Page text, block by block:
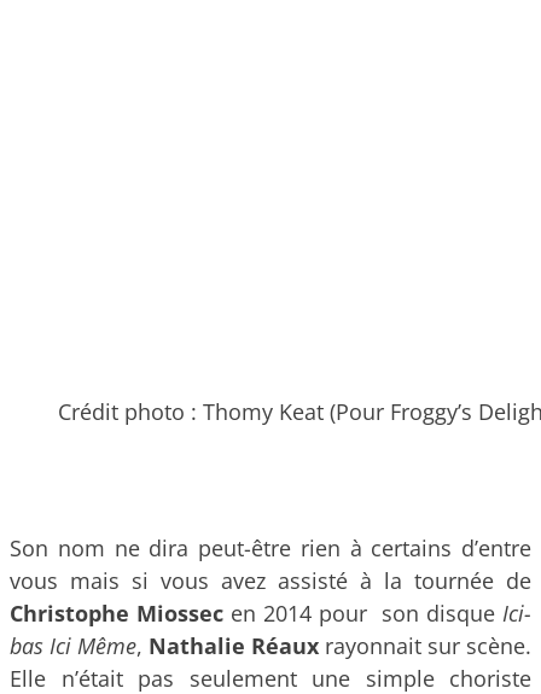
Crédit photo : Thomy Keat (Pour Froggy’s
Son nom ne dira peut-être rien à certains d’entre
vous mais si vous avez assisté à la tournée de
Christophe Miossec en 2014 pour son disque Ici-
bas Ici Même, Nathalie Réaux rayonnait sur scène.
Elle n’était pas seulement une simple choriste